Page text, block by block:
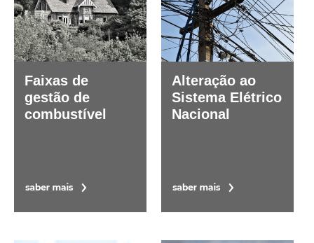
Faixas de
gestão de
combustível
Alteração ao
Sistema Elétrico
Nacional